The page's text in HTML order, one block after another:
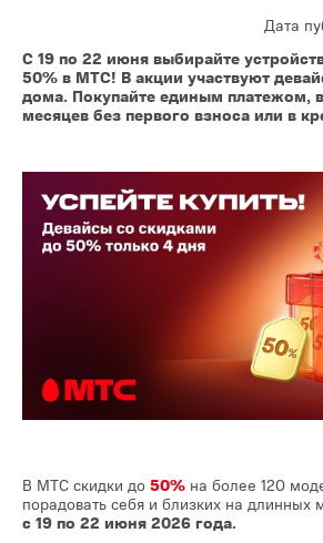
Дата
С 19 по 22 июня выбирайте
50% в МТС! В акции участвуют
дома. Покупайте единым платежом,
месяцев без первого взноса или в
В МТС скидки до 50% на более 120
порадовать себя и близких на длинных
с 19 по 22 июня 2026 года.